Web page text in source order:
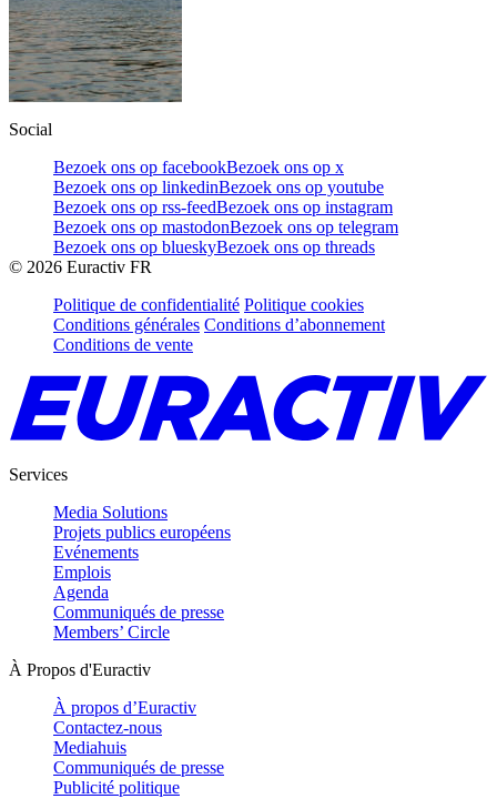
Social
Bezoek ons op facebookBezoek ons op x
Bezoek ons op linkedinBezoek ons op youtube
Bezoek ons op rss-feedBezoek ons op instagram
Bezoek ons op mastodonBezoek ons op telegram
Bezoek ons op blueskyBezoek ons op threads
© 2026 Euractiv FR
Politique de confidentialité Politique cookies
Conditions générales Conditions d’abonnement
Conditions de vente
Services
Media Solutions
Projets publics européens
Evénements
Emplois
Agenda
Communiqués de presse
Members’ Circle
À Propos d'Euractiv
À propos d’Euractiv
Contactez-nous
Mediahuis
Communiqués de presse
Publicité politique